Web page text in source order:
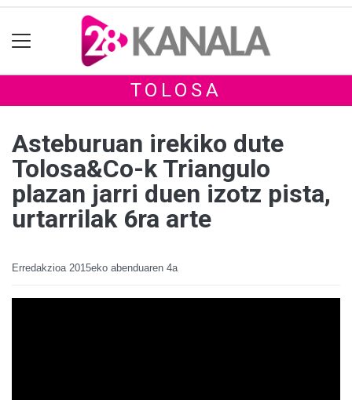
TOLOSA
Asteburuan irekiko dute
Tolosa&Co-k Triangulo
plazan jarri duen izotz pista,
urtarrilak 6ra arte
Erredakzioa 2015eko abenduaren 4a